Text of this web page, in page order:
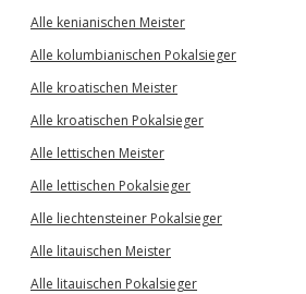
Alle kenianischen Meister
Alle kolumbianischen Pokalsieger
Alle kroatischen Meister
Alle kroatischen Pokalsieger
Alle lettischen Meister
Alle lettischen Pokalsieger
Alle liechtensteiner Pokalsieger
Alle litauischen Meister
Alle litauischen Pokalsieger